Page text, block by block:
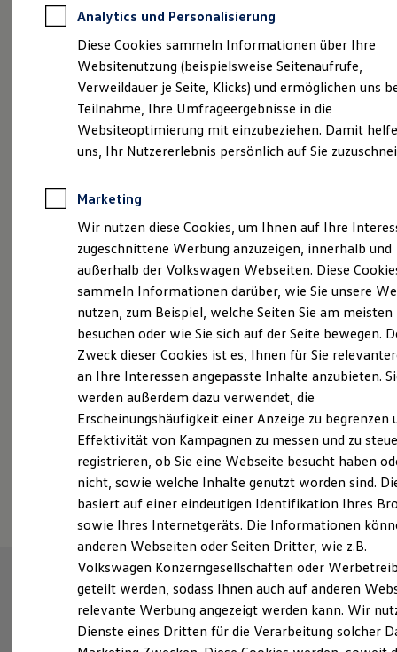
Autokredit mit Schlussrate
Versicherungen und Garantien
Kfz-Versicherung
Restschuldversicherungen
Garantien
Wartungsverträge
Geschäftskunden
Professional Class bei Volkswagen
Großkunden
Behörden
Anpfiff zum Gewinn
Elektroautos
ID. Tutorials
Elektrofahrzeugkonzepte
Reichweite
Reichweite der ID. Modelle
Reichweite im Winter
Laden
Laden unterwegs
Laden Zuhause
Ladezeitensimulator
Batterie
Sicherheit
Garantie und Lebensdauer
Nachhaltigkeit
Technologie
Kosten und Kauf
Verbrauchskosten
Kaufoptionen
E-Auto-Förderung
Software und Konnektivität
Die ID. Software 6
ID. Software Versionen und Updates
Digitale Extras
Schnittstellen zu Ihrem ID.
Probefahrt vereinbaren
Fahrzeugangebot anfordern
Serviceanfrage stellen
Analytics und Personalisierung
Diese Cookies sammeln Informationen über Ihre
Websitenutzung (beispielsweise Seitenaufrufe,
Verweildauer je Seite, Klicks) und ermöglichen uns
Teilnahme, Ihre Umfrageergebnisse in die
Websiteoptimierung mit einzubeziehen. Damit
uns, Ihr Nutzererlebnis persönlich auf Sie
Marketing
Wir nutzen diese Cookies, um Ihnen auf Ihre
zugeschnittene Werbung anzuzeigen, innerhalb und
außerhalb der Volkswagen Webseiten. Diese
sammeln Informationen darüber, wie Sie unsere
nutzen, zum Beispiel, welche Seiten Sie am meisten
besuchen oder wie Sie sich auf der Seite bewegen.
Zweck dieser Cookies ist es, Ihnen für Sie
an Ihre Interessen angepasste Inhalte anzubieten.
werden außerdem dazu verwendet, die
Erscheinungshäufigkeit einer Anzeige zu begrenzen
Effektivität von Kampagnen zu messen und zu
registrieren, ob Sie eine Webseite besucht haben
nicht, sowie welche Inhalte genutzt worden sind.
basiert auf einer eindeutigen Identifikation Ihres
sowie Ihres Internetgeräts. Die Informationen
anderen Webseiten oder Seiten Dritter, wie z.B.
Volkswagen Konzerngesellschaften oder
geteilt werden, sodass Ihnen auch auf anderen
relevante Werbung angezeigt werden kann. Wir
Dienste eines Dritten für die Verarbeitung solcher